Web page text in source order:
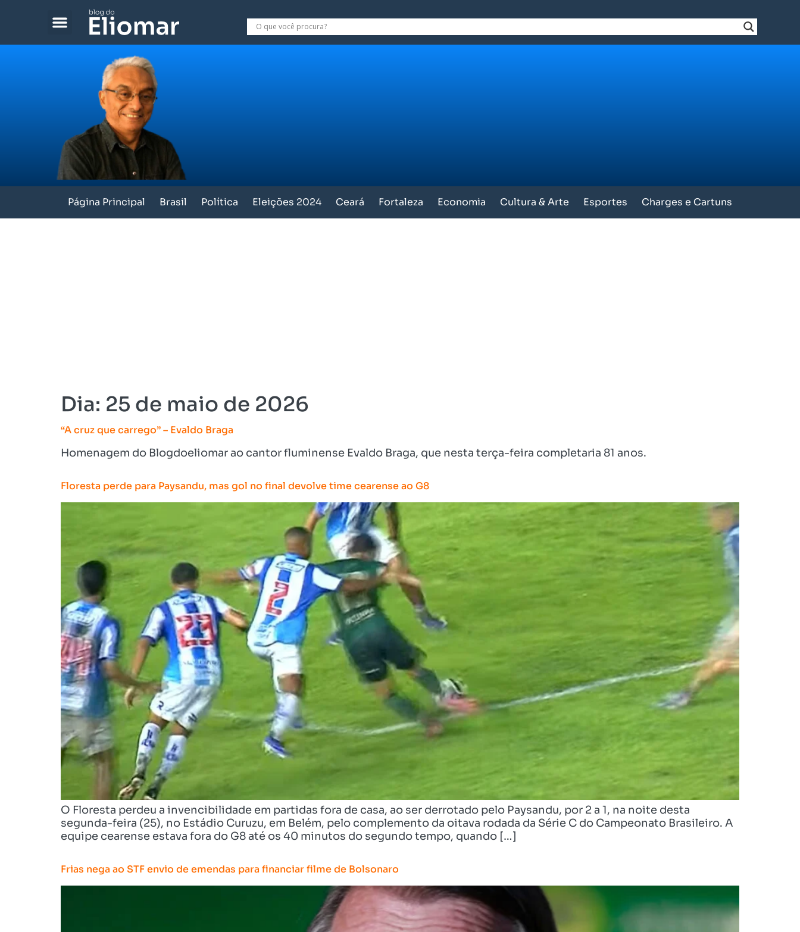
Página Principal Brasil Política Eleições 2024 Ceará Fortaleza Economia Cultura & Arte Esportes Charges e Cartuns
Dia: 25 de maio de 2026
“A cruz que carrego” – Evaldo Braga
Homenagem do Blogdoeliomar ao cantor fluminense Evaldo Braga, que nesta terça-feira completaria 81 anos.
Floresta perde para Paysandu, mas gol no final devolve time cearense ao G8
O Floresta perdeu a invencibilidade em partidas fora de casa, ao ser derrotado pelo Paysandu, por 2 a 1, na noite desta
segunda-feira (25), no Estádio Curuzu, em Belém, pelo complemento da oitava rodada da Série C do Campeonato Brasileiro. A
equipe cearense estava fora do G8 até os 40 minutos do segundo tempo, quando […]
Frias nega ao STF envio de emendas para financiar filme de Bolsonaro